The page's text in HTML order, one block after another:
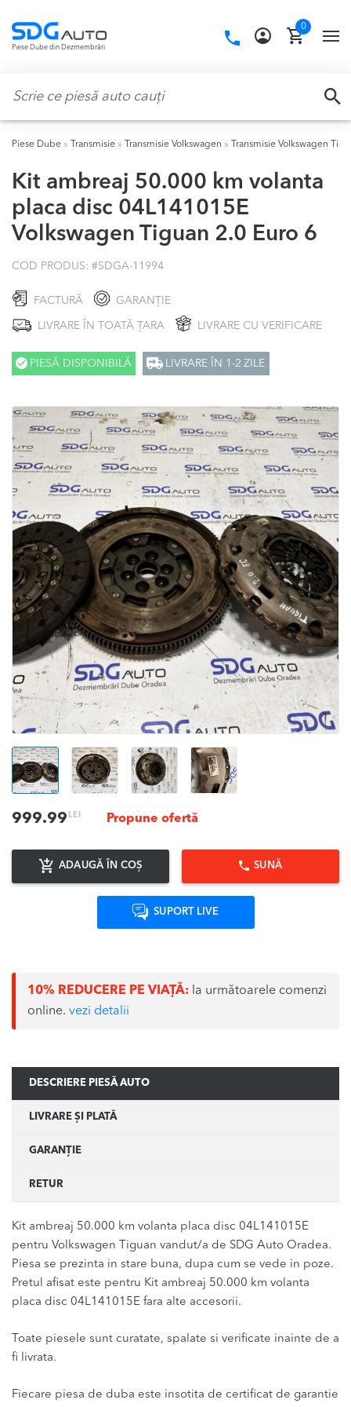
navigation
content
Piese Dube din Dezmembrări
Call
0
Piese Dube » Transmisie » Transmisie Volkswagen » Transmisie Volkswagen
Kit ambreaj 50.000 km volanta
placa disc 04L141015E
Volkswagen Tiguan 2.0 Euro 6
COD PRODUS: #SDGA-11994
FACTURĂ GARANȚIE
LIVRARE ÎN TOATĂ ȚARA LIVRARE CU VERIFICARE
PIESĂ DISPONIBILĂ LIVRARE ÎN 1-2 ZILE
999.99 LEI Propune ofertă
ADAUGĂ ÎN COȘ SUNĂ
SUPORT LIVE
10% REDUCERE PE VIAȚĂ: la următoarele comenzi
online. vezi detalii
DESCRIERE PIESĂ AUTO
LIVRARE ȘI PLATĂ
GARANȚIE
RETUR
Kit ambreaj 50.000 km volanta placa disc 04L141015E
pentru Volkswagen Tiguan vandut/a de SDG Auto Oradea.
Piesa se prezinta in stare buna, dupa cum se vede in poze.
Pretul afisat este pentru Kit ambreaj 50.000 km volanta
placa disc 04L141015E fara alte accesorii.
Toate piesele sunt curatate, spalate si verificate inainte de a
fi livrata.
Fiecare piesa de duba este insotita de certificat de garantie